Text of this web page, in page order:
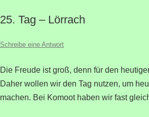
25. Tag – Lörrach
Schreibe eine Antwort
Die Freude ist groß, denn für den
Daher wollen wir den Tag nutzen, um
machen. Bei Komoot haben wir fast